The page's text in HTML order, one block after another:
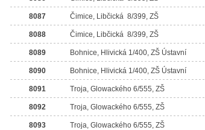
8087 Čimice, Libčická 8/399, ZŠ
8088 Čimice, Libčická 8/399, ZŠ
8089 Bohnice, Hlivická 1/400, ZŠ Ústavní
8090 Bohnice, Hlivická 1/400, ZŠ Ústavní
8091 Troja, Glowackého 6/555, ZŠ
8092 Troja, Glowackého 6/555, ZŠ
8093 Troja, Glowackého 6/555, ZŠ